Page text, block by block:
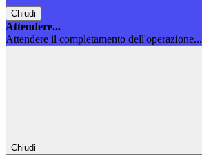
Chiudi
Attendere...
Attendere il completamento dell'operazione...
Chiudi